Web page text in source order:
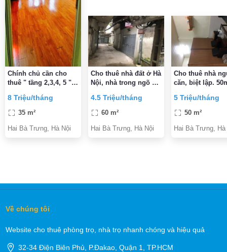
Chính chủ cần cho
thuê " tầng 2,3,4, 5 "
272 phố Trần Khát
Chân
8 Triệu/tháng
35 m²
Hai Bà Trưng, Hà Nội
Cho thuê nhà đất ở Hà
Nội, nhà trong ngõ ở
Trưng, Hà Nội
4.5 Triệu/tháng
60 m²
Hai Bà Trưng, Hà Nội
Cho thuê nhà
căn, biệt lập.
triệu đồng/
5 Triệu/tháng
50 m²
Hai Bà Trưng, Hà
Về chúng tôi
Website cho thuê phòng trọ, nhà trọ nhanh chóng và hiệu quả
32-34 Điện Biên Phủ, P.Đakao, Quận 1, TP.HCM